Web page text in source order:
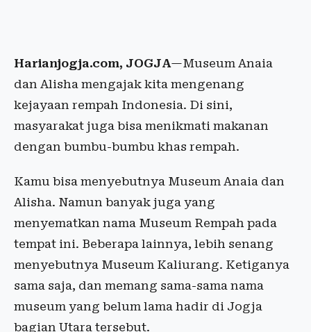
Harianjogja.com, JOGJA—Museum Anaia
dan Alisha mengajak kita mengenang
kejayaan rempah Indonesia. Di sini,
masyarakat juga bisa menikmati makanan
dengan bumbu-bumbu khas rempah.
Kamu bisa menyebutnya Museum Anaia dan
Alisha. Namun banyak juga yang
menyematkan nama Museum Rempah pada
tempat ini. Beberapa lainnya, lebih senang
menyebutnya Museum Kaliurang. Ketiganya
sama saja, dan memang sama-sama nama
museum yang belum lama hadir di Jogja
bagian Utara tersebut.